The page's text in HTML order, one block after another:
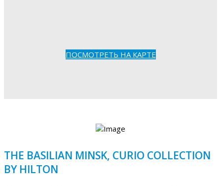
ПОСМОТРЕТЬ НА КАРТЕ
THE BASILIAN MINSK, CURIO COLLECTION
BY HILTON